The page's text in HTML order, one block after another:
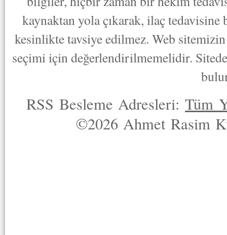
kaynaktan yola çıkarak, ilaç
kesinlikte tavsiye edilmez. Web
seçimi için değerlendirilmemelidir.
RSS Besleme Adresleri:Tüm
©2026 Ahmet Rasim